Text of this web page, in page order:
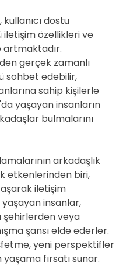
dostu
özellikleri ve
artmaktadır.
gerçek zamanlı
sohbet edebilir,
sahip kişilerle
yaşayan insanların
bulmalarını
arkadaşlık
etkenlerinden biri,
iletişim
insanlar,
şehirlerden veya
şansı elde ederler.
yeni perspektifler
fırsatı sunar.